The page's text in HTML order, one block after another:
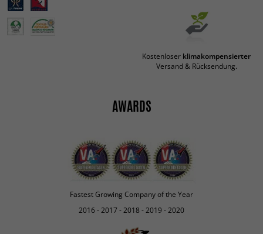
Kostenloser klimakompensierter
Versand & Rücksendung.
AWARDS
Fastest Growing Company of the Year
2016 - 2017 - 2018 - 2019 - 2020